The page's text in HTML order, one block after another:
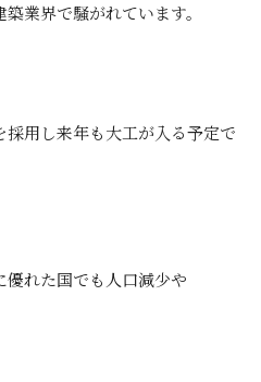
業界で騒がれています。
用し来年も大工が入る予定で
優れた国でも人口減少や